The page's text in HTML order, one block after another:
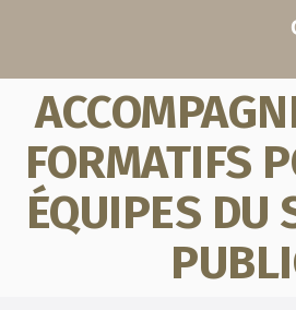
FORMATIFS
ÉQUIPES DU